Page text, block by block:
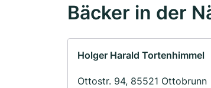
Bäcker in der
Holger Harald Tortenhimmel
Ottostr. 94, 85521 Ottobrunn